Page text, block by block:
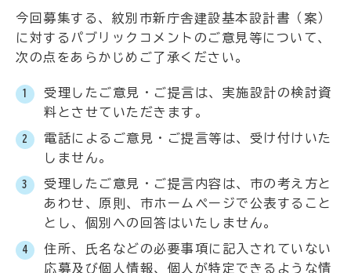
今回募集する、紋別市新庁舎建設基本設計書（案）
に対するパブリックコメントのご意見等について、
次の点をあらかじめご了承ください。
受理したご意見・ご提言は、実施設計の検討資
料とさせていただきます。
電話によるご意見・ご提言等は、受け付けいた
しません。
受理したご意見・ご提言内容は、市の考え方と
あわせ、原則、市ホームページで公表すること
とし、個別への回答はいたしません。
住所、氏名などの必要事項に記入されていない
応募及び個人情報、個人が特定できるような情